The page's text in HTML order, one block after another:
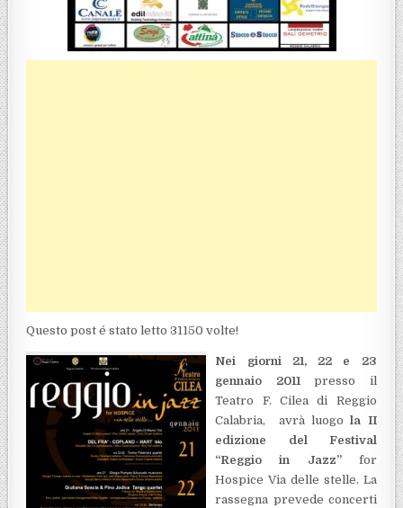
Questo post é stato letto 31150 volte!
Nei giorni 21, 22 e 23
gennaio 2011presso il
Teatro F. Cilea di Reggio
Calabria, avrà luogola II
edizione del Festival
“Reggio in Jazz”for
Hospice Via delle stelle. La
rassegna prevede concerti